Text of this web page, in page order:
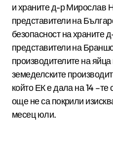
и храните д-р Мирослав
представители на
безопасност на храните
представители на
производителите на
земеделските
който ЕК е дала на 14 –те
още не са покрили
месец юли.